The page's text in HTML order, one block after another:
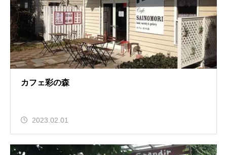
カフェ彩の森
2023.02.01